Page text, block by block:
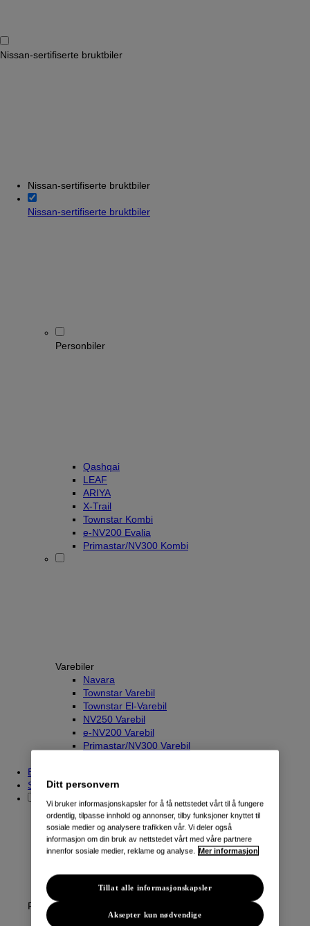
Nissan-sertifiserte bruktbiler
Nissan-sertifiserte bruktbiler
Nissan-sertifiserte bruktbiler
Personbiler
Qashqai
LEAF
ARIYA
X-Trail
Townstar Kombi
e-NV200 Evalia
Primastar/NV300 Kombi
Varebiler
Navara
Townstar Varebil
Townstar El-Varebil
NV250 Varebil
e-NV200 Varebil
Primastar/NV300 Varebil
Beregn innbyttepris
Søk etter kjøretøy
Fordeler
Ditt personvern
Vi bruker informasjonskapsler for å få nettstedet vårt til å fungere
ordentlig, tilpasse innhold og annonser, tilby funksjoner knyttet til
sosiale medier og analysere trafikken vår. Vi deler også
informasjon om din bruk av nettstedet vårt med våre partnere
innenfor sosiale medier, reklame og analyse.
Mer informasjon
Aksepter kun nødvendige
Tillat alle informasjonskapsler